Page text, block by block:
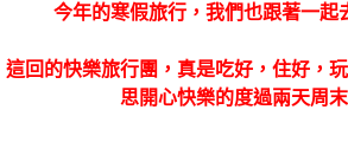
今年的寒假旅行，我們也跟著一起
這回的快樂旅行團，真是吃好，住好，
思開心快樂的度過兩天周末